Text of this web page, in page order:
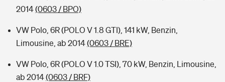
2014(0603 / BPO)
VW Polo, 6R (POLO V 1.8 GTI), 141 kW, Benzin,
Limousine, ab 2014(0603 / BRE)
VW Polo, 6R (POLO V 1.0 TSI), 70 kW, Benzin, Limousine,
ab 2014(0603 / BRF)